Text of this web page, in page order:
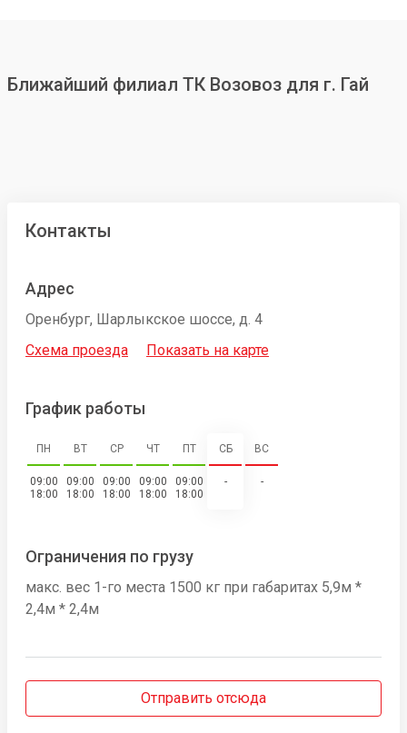
Ближайший филиал ТК Возовоз для г. Гай
Контакты
Адрес
Оренбург, Шарлыкское шоссе, д. 4
Схема проезда
Показать на карте
График работы
ПН
09:00
18:00
ВТ
09:00
18:00
СР
09:00
18:00
ЧТ
09:00
18:00
ПТ
09:00
18:00
СБ
-
ВС
-
Ограничения по грузу
макс. вес 1-го места 1500 кг при габаритах 5,9м *
2,4м * 2,4м
Отправить отсюда